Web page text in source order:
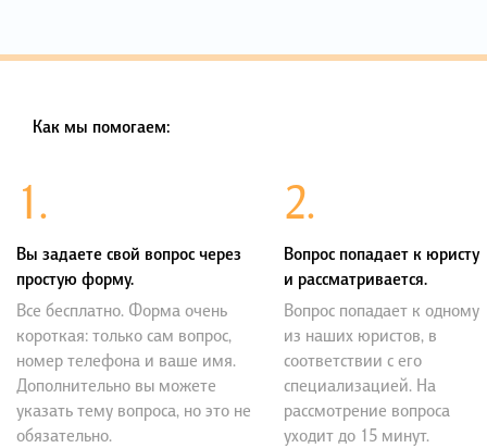
Как мы помогаем:
1.
Вы задаете свой вопрос через
простую форму.
Все бесплатно. Форма очень
короткая: только сам вопрос,
номер телефона и ваше имя.
Дополнительно вы можете
указать тему вопроса, но это не
обязательно.
2.
Вопрос попадает к юристу
и рассматривается.
Вопрос попадает к одному
из наших юристов, в
соответствии с его
специализацией. На
рассмотрение вопроса
уходит до 15 минут.